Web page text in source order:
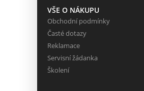
VŠE O NÁKUPU
Obchodní podmínky
Časté dotazy
Reklamace
Servisní žádanka
Školení